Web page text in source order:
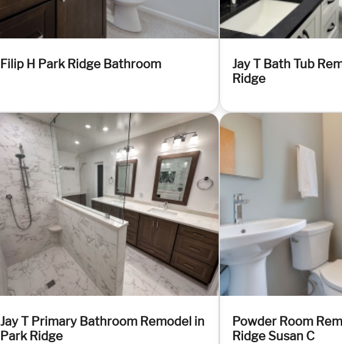
Filip H Park Ridge Bathroom
Jay T Bath Tub
Ridge
Jay T Primary Bathroom Remodel in
Park Ridge
Powder Room
Ridge Susan C